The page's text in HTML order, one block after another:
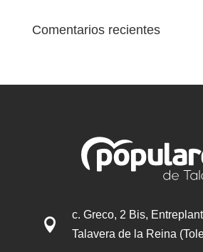
Comentarios recientes

c. Greco, 2 Bis,
Talavera de la Reina